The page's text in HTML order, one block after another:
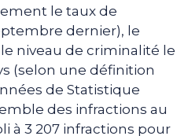
le taux de
dernier), le
niveau de criminalité le
(selon une définition
de Statistique
des infractions au
à 3 207 infractions pour